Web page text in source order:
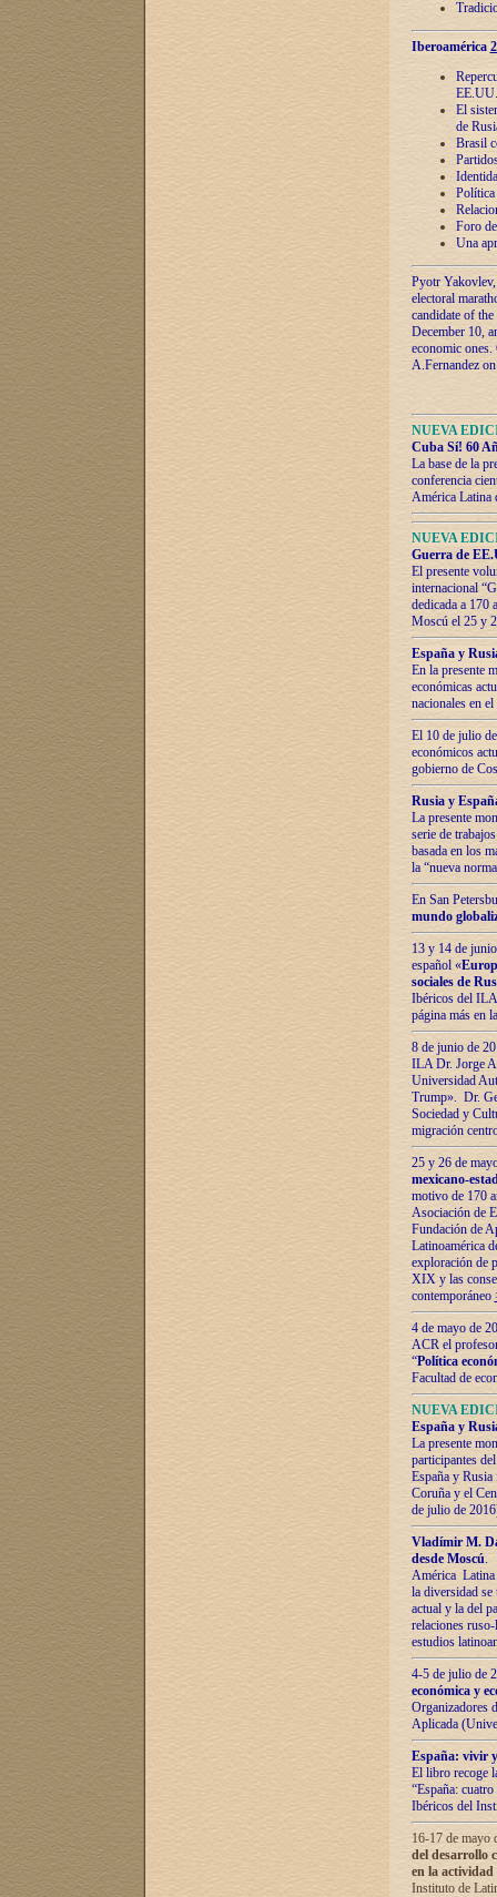
Iberoamérica
EE.UU.
El
de
Brasil
Política
Foro
Una
Pyotr
electoral
candidate of
December 10,
economic
A.Fernandez
NUEVA
Cuba Sí! 60
La base de la
conferencia
América Latina
NUEVA
Guerra de
El presente
internacional
dedicada a 170
Moscú el 25 y
España y
En la presente
económicas
nacionales en
El 10 de julio
económicos
gobierno de
Rusia y
La presente
serie de
basada en los
la “nueva
En San
mundo
13 y 14 de
español «
sociales de
Ibéricos del ILA
página más en
8 de junio de
ILA Dr. Jorge
Universidad
Trump». Dr.
Sociedad y
migración
25 y 26 de
mexicano-
motivo de 170
Asociación de
Fundación de
Latinoamérica
exploración de
XIX y las
contemporáneo
4 de mayo de
ACR el
“Política
Facultad de
NUEVA
España y
La presente
participantes
España y
Coruña y el
de julio de
Vladímir М.
desde Moscú.
América Latina
la diversidad
actual у lа del
relaciones
estudios
4-5 de julio de
económica y
Organizadores
Aplicada
España: vivir
El libro recoge
“España:
Ibéricos del
16-17 de mayo
del desarrollo
en la
Instituto de